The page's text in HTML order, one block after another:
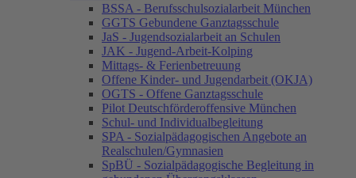
BSSA - Berufsschulsozialarbeit München
GGTS Gebundene Ganztagsschule
JaS - Jugendsozialarbeit an Schulen
JAK - Jugend-Arbeit-Kolping
Mittags- & Ferienbetreuung
Offene Kinder- und Jugendarbeit (OKJA)
OGTS - Offene Ganztagsschule
Pilot Deutschförderoffensive München
Schul- und Individualbegleitung
SPA - Sozialpädagogischen Angebote an
Realschulen/Gymnasien
SpBÜ - Sozialpädagogische Begleitung in